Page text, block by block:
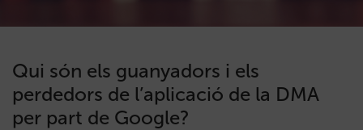
Qui són els guanyadors i els
perdedors de l’aplicació de la DMA
per part de Google?